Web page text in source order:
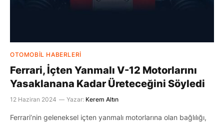
OTOMOBIL HABERLERI
Ferrari, İçten Yanmalı V-12 Motorlarını
Yasaklanana Kadar Üreteceğini Söyledi
12 Haziran 2024 Yazar: Kerem Altın
Ferrari’nin geleneksel içten yanmalı motorlarına olan bağlılığı,